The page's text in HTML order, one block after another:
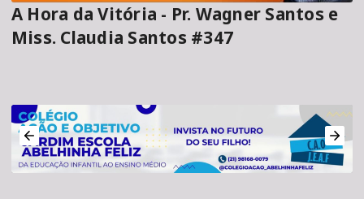
A Hora da Vitória - Pr. Wagner Santos e
Miss. Claudia Santos #347